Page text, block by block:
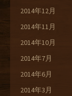
2014年12月
2014年11月
2014年10月
2014年7月
2014年6月
2014年3月